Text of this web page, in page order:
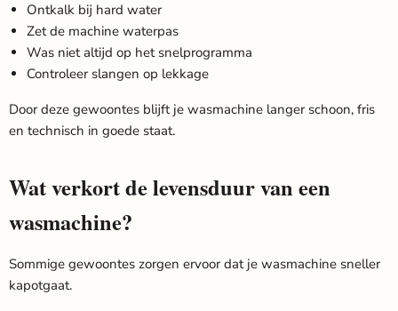
Ontkalk bij hard water
Zet de machine waterpas
Was niet altijd op het snelprogramma
Controleer slangen op lekkage
Door deze gewoontes blijft je wasmachine langer schoon, fris
en technisch in goede staat.
Wat verkort de levensduur van een
wasmachine?
Sommige gewoontes zorgen ervoor dat je wasmachine sneller
kapotgaat.